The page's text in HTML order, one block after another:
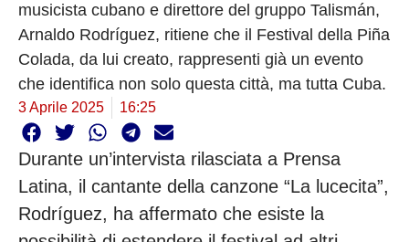
musicista cubano e direttore del gruppo Talismán,
Arnaldo Rodríguez, ritiene che il Festival della Piña
Colada, da lui creato, rappresenti già un evento
che identifica non solo questa città, ma tutta Cuba.
3 Aprile 2025 16:25
Durante un’intervista rilasciata a Prensa
Latina, il cantante della canzone “La lucecita”,
Rodríguez, ha affermato che esiste la